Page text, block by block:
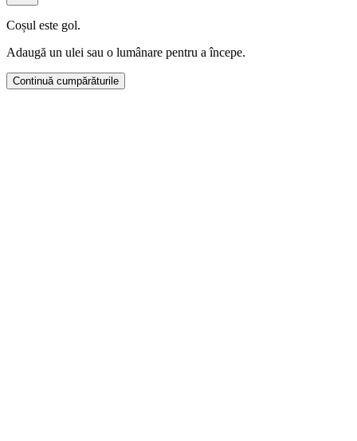
Coșul este gol.
Adaugă un ulei sau o lumânare pentru a începe.
Continuă cumpărăturile